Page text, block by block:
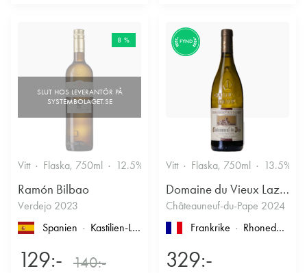
8 %
Vitt Flaska, 750ml 12.5%
Ramón Bilbao
Verdejo 2023
Spanien
Kastilien-León
129:- 140:-
FYND
Vitt Flaska, 750ml 13.5%
Domaine du Vieux Lazaret
Châteauneuf-du-Pape 2024
Frankrike
Rhonedalen
329:-